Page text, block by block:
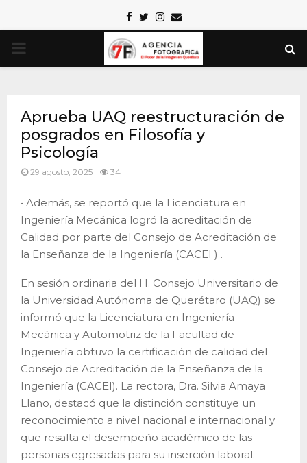
Facebook
TwitterInstagram
Email
PRIMARY
Aprueba UAQ reestructuración de
posgrados en Filosofía y
Psicología
29 agosto, 2025 34
• Además, se reportó que la Licenciatura en
Ingeniería Mecánica logró la acreditación de
Calidad por parte del Consejo de Acreditación de
la Enseñanza de la Ingeniería (CACEI ) .
En sesión ordinaria del H. Consejo Universitario de
la Universidad Autónoma de Querétaro (UAQ) se
informó que la Licenciatura en Ingeniería
Mecánica y Automotriz de la Facultad de
Ingeniería obtuvo la certificación de calidad del
Consejo de Acreditación de la Enseñanza de la
Ingeniería (CACEI). La rectora, Dra. Silvia Amaya
Llano, destacó que la distinción constituye un
reconocimiento a nivel nacional e internacional y
que resalta el desempeño académico de las
personas egresadas para su inserción laboral.